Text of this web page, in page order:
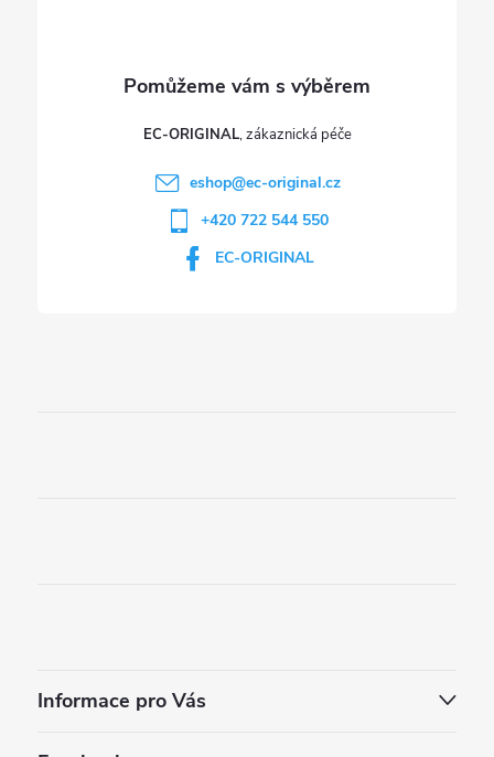
EC-ORIGINAL
eshop@ec-original.cz
+420 722 544 550
EC-ORIGINAL
Informace pro Vás